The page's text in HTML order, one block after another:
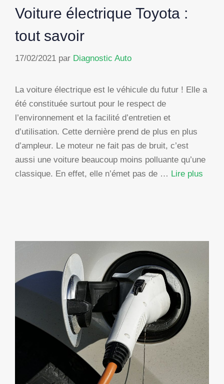
Voiture électrique Toyota :
tout savoir
17/02/2021 par Diagnostic Auto
La voiture électrique est le véhicule du futur ! Elle a
été constituée surtout pour le respect de
l’environnement et la facilité d’entretien et
d’utilisation. Cette dernière prend de plus en plus
d’ampleur. Le moteur ne fait pas de bruit, c’est
aussi une voiture beaucoup moins polluante qu’une
classique. En effet, elle n’émet pas de … Lire plus